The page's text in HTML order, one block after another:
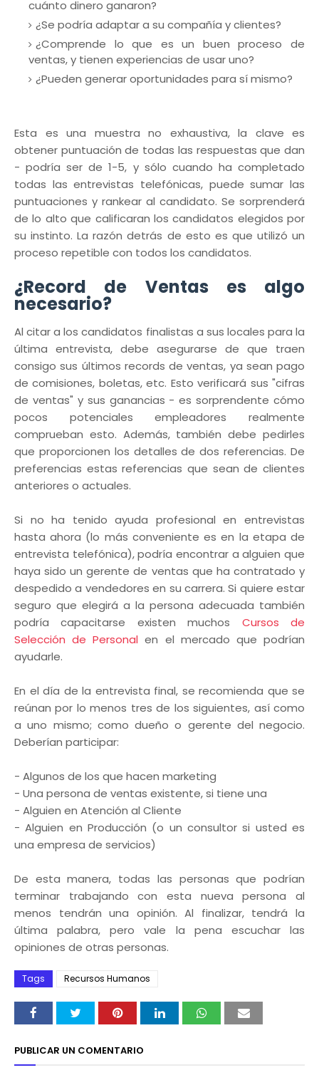
cuánto dinero ganaron?
¿Se podría adaptar a su compañía y clientes?
¿Comprende lo que es un buen proceso de
ventas, y tienen experiencias de usar uno?
¿Pueden generar oportunidades para sí mismo?
Esta es una muestra no exhaustiva, la clave es
obtener puntuación de todas las respuestas que dan
- podría ser de 1-5, y sólo cuando ha completado
todas las entrevistas telefónicas, puede sumar las
puntuaciones y rankear al candidato. Se sorprenderá
de lo alto que calificaran los candidatos elegidos por
su instinto. La razón detrás de esto es que utilizó un
proceso repetible con todos los candidatos.
¿Record de Ventas es algo
necesario?
Al citar a los candidatos finalistas a sus locales para la
última entrevista, debe asegurarse de que traen
consigo sus últimos records de ventas, ya sean pago
de comisiones, boletas, etc. Esto verificará sus "cifras
de ventas" y sus ganancias - es sorprendente cómo
pocos potenciales empleadores realmente
comprueban esto. Además, también debe pedirles
que proporcionen los detalles de dos referencias. De
preferencias estas referencias que sean de clientes
anteriores o actuales.
Si no ha tenido ayuda profesional en entrevistas
hasta ahora (lo más conveniente es en la etapa de
entrevista telefónica), podría encontrar a alguien que
haya sido un gerente de ventas que ha contratado y
despedido a vendedores en su carrera. Si quiere estar
seguro que elegirá a la persona adecuada también
podría capacitarse existen muchos Cursos de
Selección de Personal en el mercado que podrían
ayudarle.
En el día de la entrevista final, se recomienda que se
reúnan por lo menos tres de los siguientes, así como
a uno mismo; como dueño o gerente del negocio.
Deberían participar:
- Algunos de los que hacen marketing
- Una persona de ventas existente, si tiene una
- Alguien en Atención al Cliente
- Alguien en Producción (o un consultor si usted es
una empresa de servicios)
De esta manera, todas las personas que podrían
terminar trabajando con esta nueva persona al
menos tendrán una opinión. Al finalizar, tendrá la
última palabra, pero vale la pena escuchar las
opiniones de otras personas.
Tags Recursos Humanos
PUBLICAR UN COMENTARIO